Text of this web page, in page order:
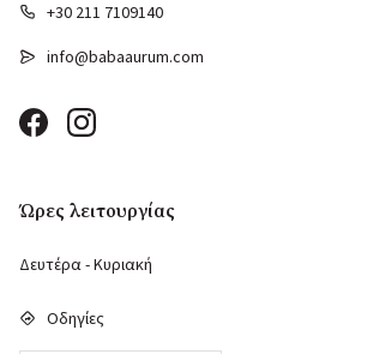
+30 211 7109140
info@babaaurum.com
Ώρες λειτουργίας
Δευτέρα - Κυριακή
Οδηγίες